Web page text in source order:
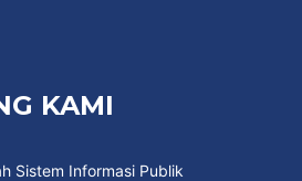
KAMI
Sistem Informasi Publik